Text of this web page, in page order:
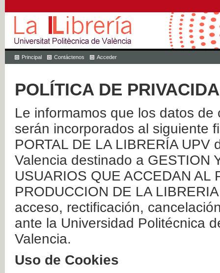
Principal Contáctenos Acceder
POLÍTICA DE
Le informamos que los datos
serán incorporados al siguiente
PORTAL DE LA LIBRERÍA
Valencia destinado a GESTION
USUARIOS QUE ACCEDAN AL
PRODUCCION DE LA
acceso, rectificación,
ante la Universidad Politécnica
Valencia.
Uso de Cookies